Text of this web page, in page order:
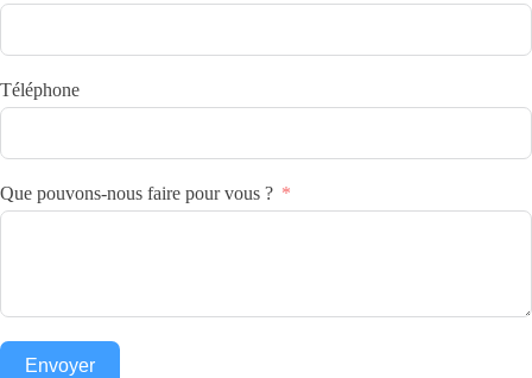
Téléphone
Que pouvons-nous faire pour vous ?
Envoyer